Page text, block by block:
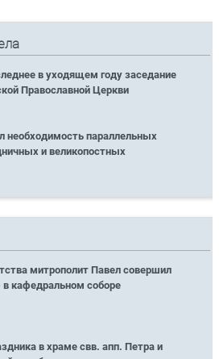
в уходящем году заседание
Православной Церкви
необходимость параллельных
и великопостных
митрополит Павел совершил
кафедральном соборе
в храме свв. апп. Петра и